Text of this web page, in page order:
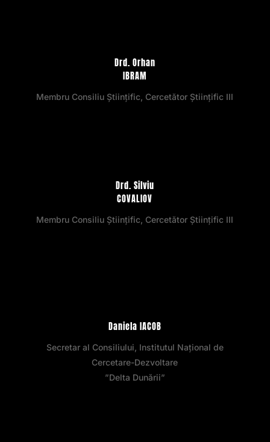
Drd. Orhan
IBRAM
Membru Consiliu Științific, Cercetător Științific III
Drd. Silviu
COVALIOV
Membru Consiliu Științific, Cercetător Științific III
Daniela IACOB
Secretar al Consiliului, Institutul Național de
Cercetare-Dezvoltare
”Delta Dunării”